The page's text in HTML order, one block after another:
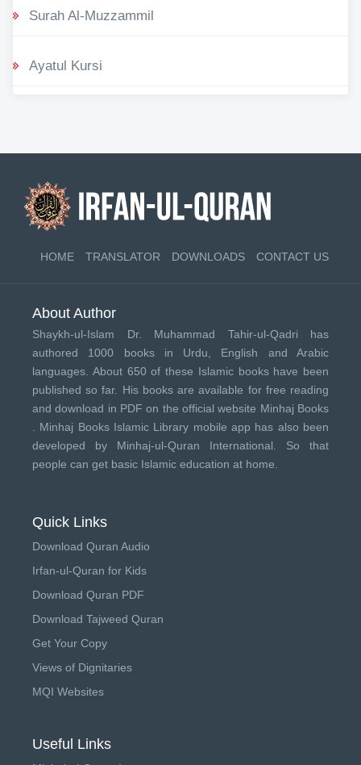
Surah Al-Muzzammil
Ayatul Kursi
HOME TRANSLATOR DOWNLOADS CONTACT US
About Author
Shaykh-ul-Islam Dr. Muhammad Tahir-ul-Qadri has
authored 1000 books in Urdu, English and Arabic
languages. About 650 of these Islamic books have been
published so far. His books are available for free reading
and download in PDF on the official website Minhaj Books
Minhaj Books Islamic Library mobile app has also been
developed by Minhaj-ul-Quran International . So that
people can get basic Islamic education at home.
Quick Links
Download Quran Audio
Irfan-ul-Quran for Kids
Download Quran PDF
Download Tajweed Quran
Get Your Copy
Views of Dignitaries
MQI Websites
Useful Links